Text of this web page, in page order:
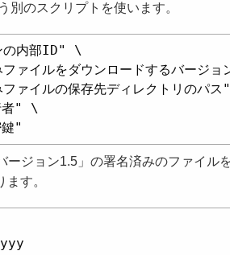
別のスクリプトを使います。
内部ID" \
ルをダウンロードするバージョ
ルの保存先ディレクトリのパス
" \
ージョン1.5」の署名済みのファイル
す。